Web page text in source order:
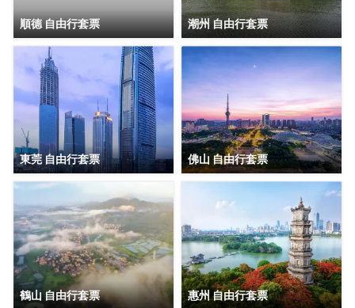
順德 自由行套票 潮州 自由行套票
東莞 自由行套票 佛山 自由行套票
鶴山 自由行套票 惠州 自由行套票